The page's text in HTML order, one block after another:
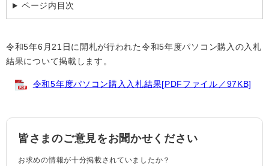
ページ内目次
令和5年6月21日に開札が行われた令和5年度パソコン購入の入札
結果について掲載します。
令和5年度パソコン購入入札結果[PDFファイル／97KB]
皆さまのご意見をお聞かせください
お求めの情報が十分掲載されていましたか？